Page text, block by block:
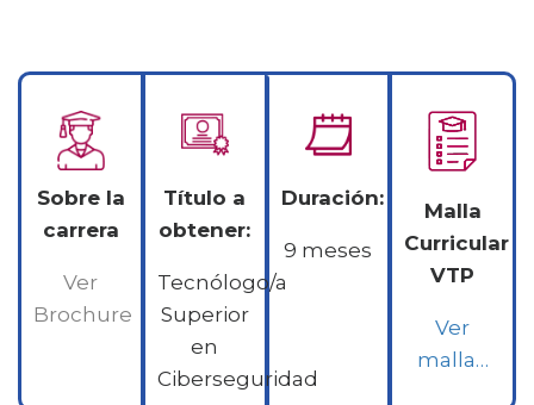
Sobre la
carrera
Ver
Brochure
Título a
obtener:
Tecnólogo/a
Superior
en
Ciberseguridad
Duración:
9 meses
Malla
Curricular
VTP
Ver
malla…